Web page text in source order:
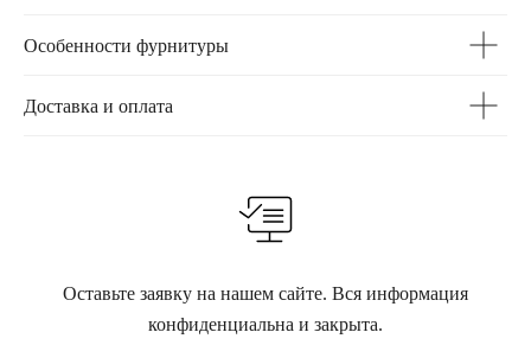
Особенности фурнитуры
Доставка и оплата
Оставьте заявку на нашем сайте. Вся информация
конфиденциальна и закрыта.